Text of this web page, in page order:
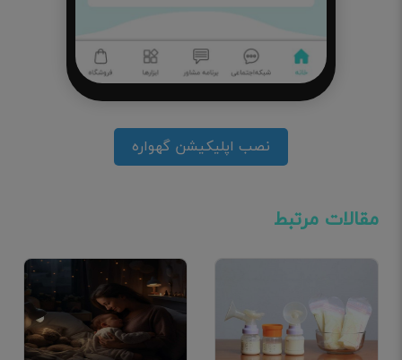
نصب اپلیکیشن گهواره
مقالات مرتبط